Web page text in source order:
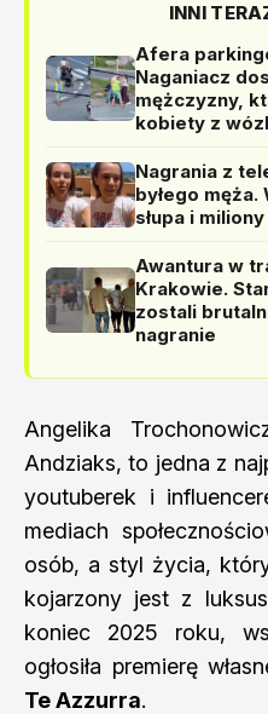
INNI
Afera
Naganiacz
mężczyzny,
kobiety z
Nagrania z
byłego
słupa i
Awantura w
Krakowie.
zostali
nagranie
Angelika
Andziaks, to jedna z
youtuberek i
mediach
osób, a styl życia,
kojarzony jest z
koniec 2025 roku,
ogłosiła premierę
Te Azzurra.